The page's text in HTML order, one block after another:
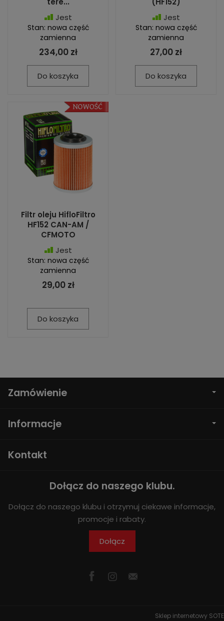
Jest
Stan: nowa część
zamienna
234,00 zł
Do koszyka
Jest
Stan: nowa część
zamienna
27,00 zł
Do koszyka
Filtr oleju HifloFiltro
HF152 CAN-AM /
CFMOTO
Jest
Stan: nowa część
zamienna
29,00 zł
Do koszyka
Zamówienie
Informacje
Kontakt
Dołącz do naszego klubu.
Dołącz do naszego klubu i otrzymuj ciekawe informacje,
promocje i rabaty.
Dołącz
Sklep internetowy SOTE